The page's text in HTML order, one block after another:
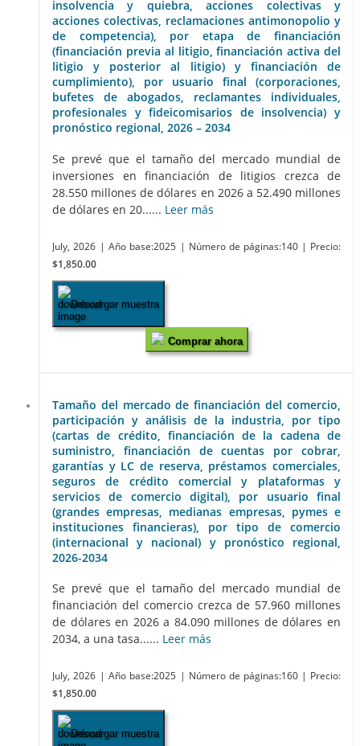
insolvencia y quiebra, acciones colectivas y
acciones colectivas, reclamaciones antimonopolio y
de competencia), por etapa de financiación
(financiación previa al litigio, financiación activa del
litigio y posterior al litigio) y financiación de
cumplimiento), por usuario final (corporaciones,
bufetes de abogados, reclamantes individuales,
profesionales y fideicomisarios de insolvencia) y
pronóstico regional, 2026 – 2034
Se prevé que el tamaño del mercado mundial de
inversiones en financiación de litigios crezca de
28.550 millones de dólares en 2026 a 52.490 millones
de dólares en 20...... Leer más
July, 2026 | Año base:2025 | Número de páginas:140 | Precio:
$1,850.00
Descargar muestra
Comprar ahora
Tamaño del mercado de financiación del comercio,
participación y análisis de la industria, por tipo
(cartas de crédito, financiación de la cadena de
suministro, financiación de cuentas por cobrar,
garantías y LC de reserva, préstamos comerciales,
seguros de crédito comercial y plataformas y
servicios de comercio digital), por usuario final
(grandes empresas, medianas empresas, pymes e
instituciones financieras), por tipo de comercio
(internacional y nacional) y pronóstico regional,
2026-2034
Se prevé que el tamaño del mercado mundial de
financiación del comercio crezca de 57.960 millones
de dólares en 2026 a 84.090 millones de dólares en
2034, a una tasa...... Leer más
July, 2026 | Año base:2025 | Número de páginas:160 | Precio:
$1,850.00
Descargar muestra